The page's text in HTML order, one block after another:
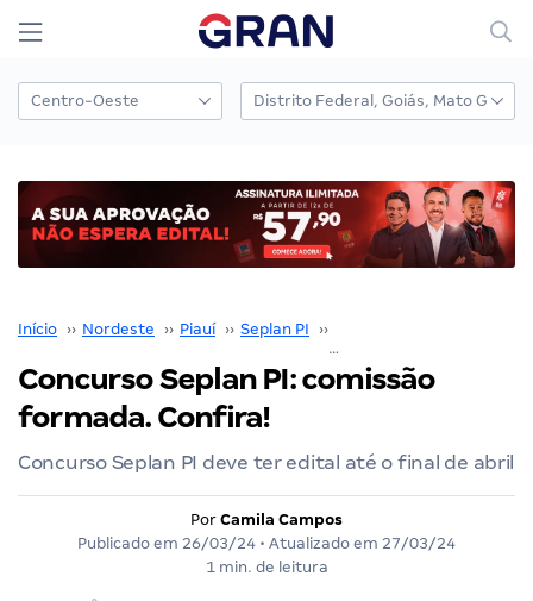
Início ›› Nordeste ›› Piauí ›› Seplan PI ››
Concurso Seplan PI: comissão
formada. Confira!
Concurso Seplan PI deve ter edital até o final de abril
Por Camila Campos
Publicado em 26/03/24 • Atualizado em 27/03/24
1 min. de leitura